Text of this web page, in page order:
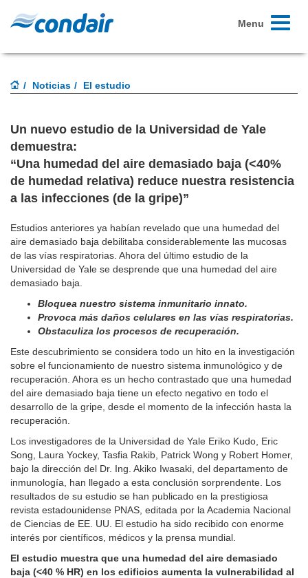
Toggle
Menu
Noticias El estudio
Un nuevo estudio de la Universidad de Yale
demuestra:
“Una humedad del aire demasiado baja (<40%
de humedad relativa) reduce nuestra resistencia
a las infecciones (de la gripe)”
Estudios anteriores ya habían revelado que una humedad del
aire demasiado baja debilitaba considerablemente las mucosas
de las vías respiratorias. Ahora del último estudio de la
Universidad de Yale se desprende que una humedad del aire
demasiado baja.
Bloquea nuestro sistema inmunitario innato.
Provoca más daños celulares en las vías respiratorias.
Obstaculiza los procesos de recuperación.
Este descubrimiento se considera todo un hito en la investigación
sobre el funcionamiento de nuestro sistema inmunológico y de
recuperación. Ahora es un hecho contrastado que una humedad
del aire demasiado baja tiene un efecto negativo en todo el
desarrollo de la gripe, desde el momento de la infección hasta la
recuperación.
Los investigadores de la Universidad de Yale Eriko Kudo, Eric
Song, Laura Yockey, Tasfia Rakib, Patrick Wong y Robert Homer,
bajo la dirección del Dr. Ing. Akiko Iwasaki, del departamento de
inmunología, han llegado a esta conclusión sorprendente. Los
resultados de su estudio se han publicado en la prestigiosa
revista estadounidense PNAS, editada por la Academia Nacional
de Ciencias de EE. UU. El estudio ha sido recibido con enorme
interés por científicos, médicos y la prensa mundial.
El estudio muestra que una humedad del aire demasiado
baja (<40 % HR) en los edificios aumenta la vulnerabilidad al